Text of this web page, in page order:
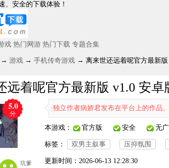
、安全的下载体验！
戏 热门网游 热门下载 专题合集
→ 游戏 → 手机传奇游戏 → 离来世还远着呢官方最新版
远着呢官方最新版 v1.0 安卓
5.0
分
坑爹
》是独立作者病娇君发布在平台上的作品。延续了
本游戏： 官方版 安全 无
标签： 双男主叙事 压抑氛围
更新时间： 2026-06-13 12:28:30